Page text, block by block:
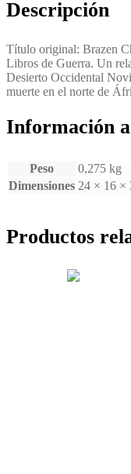
Descripción
Título original: Brazen
Libros de Guerra. Un
Desierto Occidental
muerte en el norte de
Información
Peso
0,275 kg
Dimensiones 24 × 16 ×
Productos